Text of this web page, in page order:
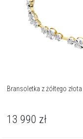
Bransoletka z żółtego
13 990 zł